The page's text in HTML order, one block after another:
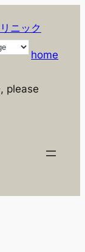
ニック
home
please